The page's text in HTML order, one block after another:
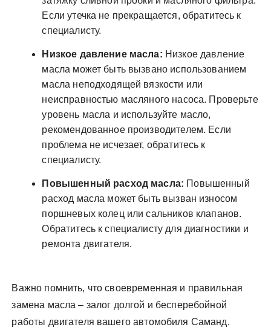
Если утечка не прекращается, обратитесь к
специалисту.
Низкое давление масла: Низкое давление
масла может быть вызвано использованием
масла неподходящей вязкости или
неисправностью масляного насоса. Проверьте
уровень масла и используйте масло,
рекомендованное производителем. Если
проблема не исчезает, обратитесь к
специалисту.
Повышенный расход масла: Повышенный
расход масла может быть вызван износом
поршневых колец или сальников клапанов.
Обратитесь к специалисту для диагностики и
ремонта двигателя.
Важно помнить, что своевременная и правильная
замена масла – залог долгой и бесперебойной
работы двигателя вашего автомобиля Саманд.